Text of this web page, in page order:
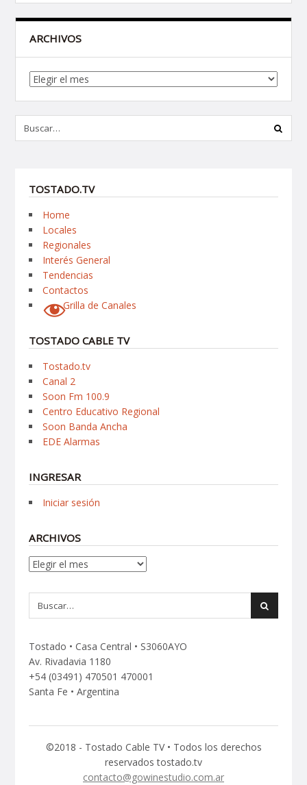
ARCHIVOS
Archivos
TOSTADO.TV
Home
Locales
Regionales
Interés General
Tendencias
Contactos
Grilla de Canales
TOSTADO CABLE TV
Tostado.tv
Canal 2
Soon Fm 100.9
Centro Educativo Regional
Soon Banda Ancha
EDE Alarmas
INGRESAR
Iniciar sesión
ARCHIVOS
Archivos
Tostado • Casa Central • S3060AYO
Av. Rivadavia 1180
+54 (03491) 470501 470001
Santa Fe • Argentina
©2018 - Tostado Cable TV • Todos los derechos
reservados tostado.tv
contacto@gowinestudio.com.ar